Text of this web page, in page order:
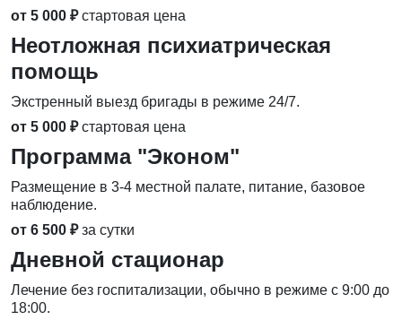
от 5 000 ₽ стартовая цена
Неотложная психиатрическая
помощь
Экстренный выезд бригады в режиме 24/7.
от 5 000 ₽ стартовая цена
Программа "Эконом"
Размещение в 3-4 местной палате, питание, базовое
наблюдение.
от 6 500 ₽ за сутки
Дневной стационар
Лечение без госпитализации, обычно в режиме с 9:00 до
18:00.